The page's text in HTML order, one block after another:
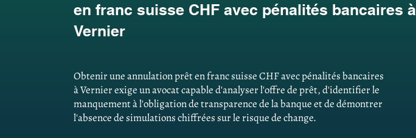
en franc suisse CHF avec pénalités bancaires à
Vernier
Obtenir une annulation prêt en franc suisse CHF avec pénalités bancaires
à Vernier exige un avocat capable d'analyser l'offre de prêt, d'identifier le
manquement à l'obligation de transparence de la banque et de démontrer
l'absence de simulations chiffrées sur le risque de change.